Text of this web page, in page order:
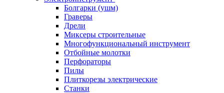
Болгарки (ушм)
Граверы
Дрели
Миксеры строительные
Многофункциональный инструмент
Отбойные молотки
Перфораторы
Пилы
Плиткорезы электрические
Станки